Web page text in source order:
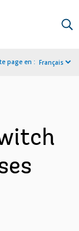
page en : Français